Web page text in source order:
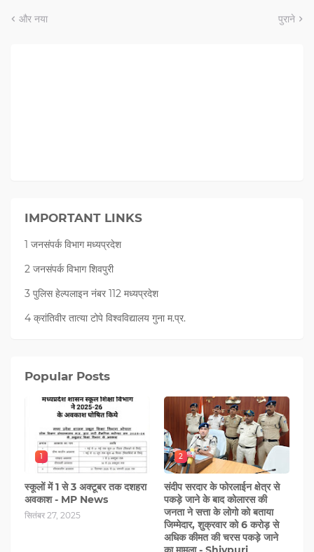
और नया पुराने
IMPORTANT LINKS
1 जनसंपर्क विभाग मध्यप्रदेश
2 जनसंपर्क विभाग शिवपुरी
3 पुलिस हेल्पलाइन नंबर 112 मध्‍यप्रदेश
4 क्रांतिवीर तात्या टोपे विश्वविद्यालय गुना म.प्र.
Popular Posts
1
स्कूलों में 1 से 3 अक्टूबर तक दशहरा
अवकाश - MP News
सितंबर 27, 2025
2
संदीप सरदार के फोरलाईन क्षेत्र से
पकड़े जाने के बाद कोलारस की
जनता ने सत्ता के लोगो को बताया
जिम्मेदार, शुक्रवार को 6 करोड़ से
अधिक कीमत की चरस पकड़े जाने